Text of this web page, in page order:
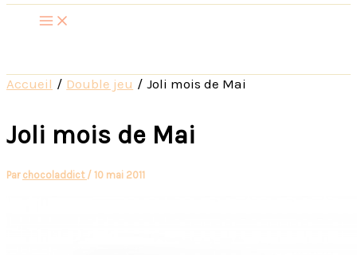
Accueil Double jeu Joli mois de Mai
Joli mois de Mai
Par chocoladdict / 10 mai 2011